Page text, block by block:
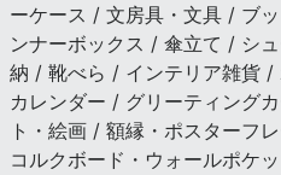
ーケース / 文房具・文具 / ブ
ンナーボックス / 傘立て / シ
納 / 靴べら / インテリア雑貨 /
カレンダー / グリーティング
ト・絵画 / 額縁・ポスターフ
コルクボード・ウォールポケ